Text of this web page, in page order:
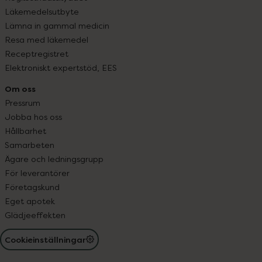
Läkemedelsutbyte
Lämna in gammal medicin
Resa med läkemedel
Receptregistret
Elektroniskt expertstöd, EES
Om oss
Pressrum
Jobba hos oss
Hållbarhet
Samarbeten
Ägare och ledningsgrupp
För leverantörer
Företagskund
Eget apotek
Glädjeeffekten
Cookieinställningar